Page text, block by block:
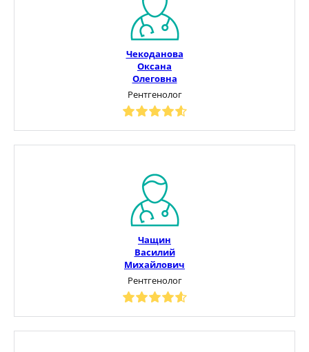
Чекоданова
Оксана
Олеговна
Рентгенолог
Чащин
Василий
Михайлович
Рентгенолог